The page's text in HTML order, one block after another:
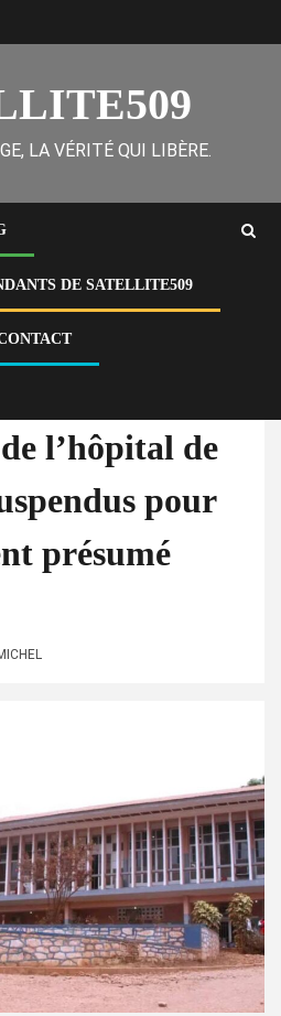
LA VÉRITÉ QUI LIBÈRE.
DE SATELLITE509
suspendus pour détournement
l’hôpital de
pour
présumé